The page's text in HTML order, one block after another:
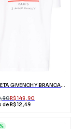
CAMISETA GIVENCHY BRANCA COM ESTAMPA
R$ 149,90
de R$ 12,49